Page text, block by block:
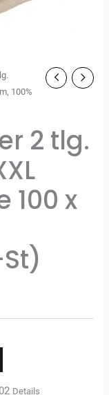
100%
2 tlg.
100 x
Details